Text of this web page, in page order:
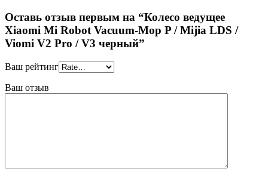
Оставь отзыв первым на “Колесо ведущее
Xiaomi Mi Robot Vacuum-Mop P / Mijia LDS /
Viomi V2 Pro / V3 черный”
Ваш рейтинг
Ваш отзыв